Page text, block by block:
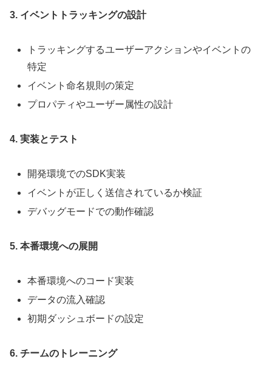
3. イベントトラッキングの設計
トラッキングするユーザーアクションやイベントの
特定
イベント命名規則の策定
プロパティやユーザー属性の設計
4. 実装とテスト
開発環境でのSDK実装
イベントが正しく送信されているか検証
デバッグモードでの動作確認
5. 本番環境への展開
本番環境へのコード実装
データの流入確認
初期ダッシュボードの設定
6. チームのトレーニング